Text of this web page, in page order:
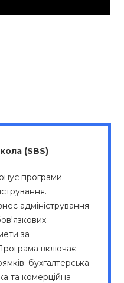
(SBS)
програми
адміністрування
за
включає
бухгалтерська
та комерційна